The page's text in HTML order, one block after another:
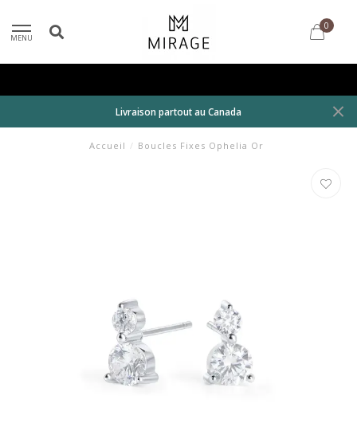
MENU
0
Livraison partout au Canada
Accueil / Boucles Fixes Ophelia Or